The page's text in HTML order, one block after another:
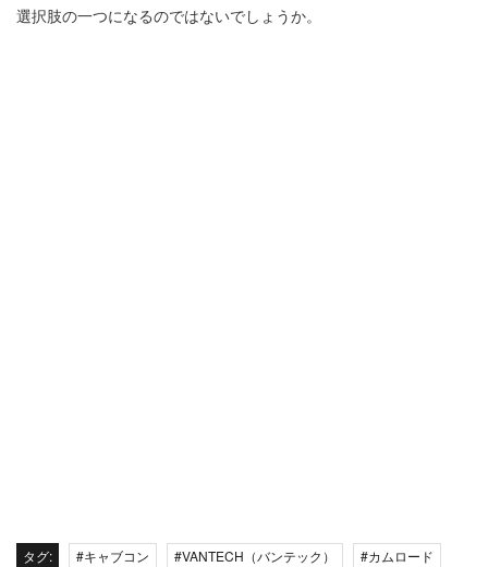
選択肢の一つになるのではないでしょうか。
タグ: #キャブコン #VANTECH（バンテック） #カムロード